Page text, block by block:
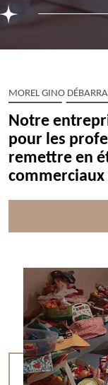
MOREL GINO
Notre
pour les
remettre en